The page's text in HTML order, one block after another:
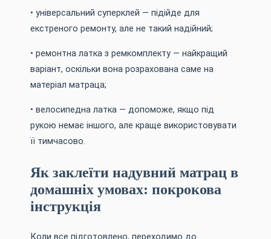
• універсальний суперклей — підійде для
екстреного ремонту, але не такий надійний;
• ремонтна латка з ремкомплекту — найкращий
варіант, оскільки вона розрахована саме на
матеріал матраца;
• велосипедна латка — допоможе, якщо під
рукою немає іншого, але краще використовувати
її тимчасово.
Як заклеїти надувний матрац в
домашніх умовах: покрокова
інструкція
Коли все підготовлено, переходимо до